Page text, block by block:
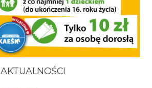
AKTUALNOŚCI